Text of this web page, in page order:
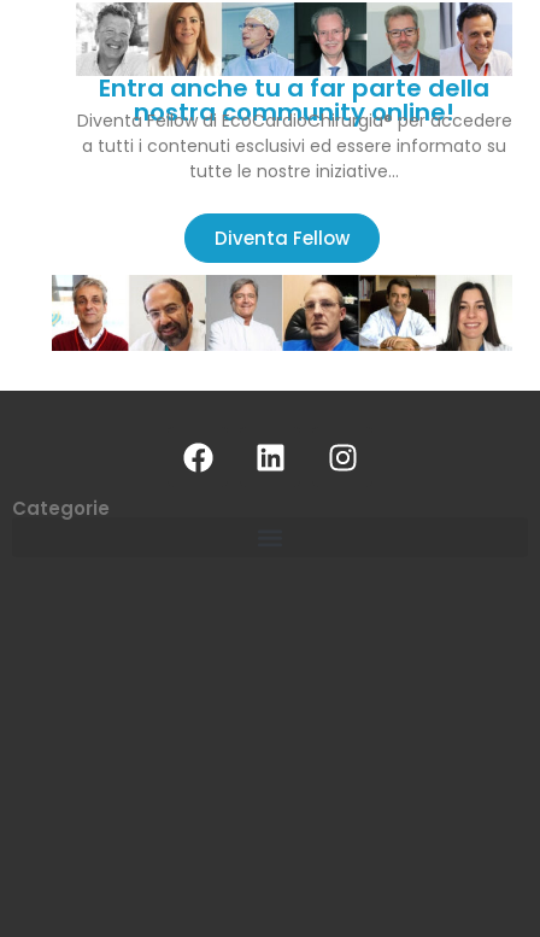
Entra anche tu a far parte della
nostra community online!
Diventa Fellow di EcoCardioChirurgia® per accedere
a tutti i contenuti esclusivi ed essere informato su
tutte le nostre iniziative…
Diventa Fellow
Categorie